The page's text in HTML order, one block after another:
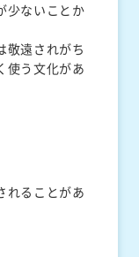
少ないことか
敬遠されがち
使う文化があ
れることがあ